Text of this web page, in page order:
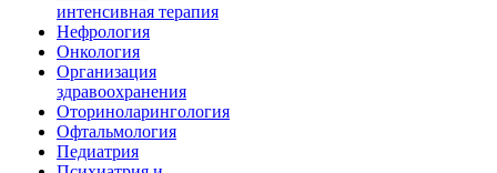
интенсивная терапия
Нефрология
Онкология
Организация
здравоохранения
Оториноларингология
Офтальмология
Педиатрия